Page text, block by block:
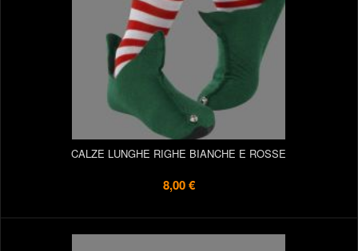
CALZE LUNGHE RIGHE BIANCHE E ROSSE
8,00 €